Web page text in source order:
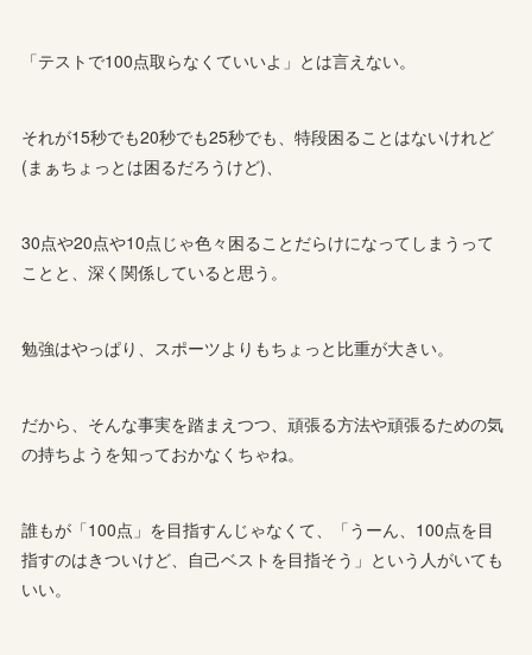
「テストで100点取らなくていいよ」とは言えない。
それが15秒でも20秒でも25秒でも、特段困ることはないけれど
(まぁちょっとは困るだろうけど)、
30点や20点や10点じゃ色々困ることだらけになってしまうって
ことと、深く関係していると思う。
勉強はやっぱり、スポーツよりもちょっと比重が大きい。
だから、そんな事実を踏まえつつ、頑張る方法や頑張るための気
の持ちようを知っておかなくちゃね。
誰もが「100点」を目指すんじゃなくて、「うーん、100点を目
指すのはきついけど、自己ベストを目指そう」という人がいても
いい。